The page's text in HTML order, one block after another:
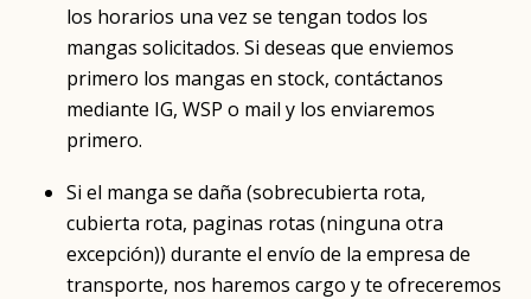
los horarios una vez se tengan todos los
mangas solicitados. Si deseas que enviemos
primero los mangas en stock, contáctanos
mediante IG, WSP o mail y los enviaremos
primero.
Si el manga se daña (sobrecubierta rota,
cubierta rota, paginas rotas (ninguna otra
excepción)) durante el envío de la empresa de
transporte, nos haremos cargo y te ofreceremos